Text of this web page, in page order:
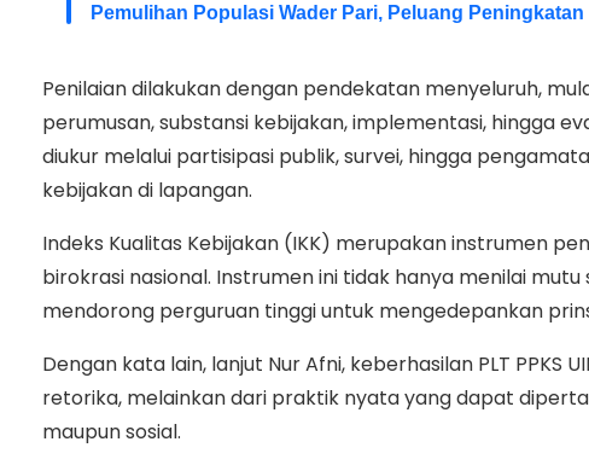
Pemulihan Populasi Wader Pari, Peluang
Penilaian dilakukan dengan pendekatan menyeluruh,
perumusan, substansi kebijakan, implementasi, hingga
diukur melalui partisipasi publik, survei, hingga
kebijakan di lapangan.
Indeks Kualitas Kebijakan (IKK) merupakan instrumen
birokrasi nasional. Instrumen ini tidak hanya menilai
mendorong perguruan tinggi untuk mengedepankan
Dengan kata lain, lanjut Nur Afni, keberhasilan PLT PPKS
retorika, melainkan dari praktik nyata yang dapat
maupun sosial.